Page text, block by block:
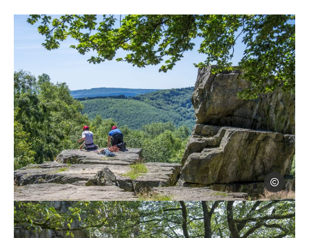
Escalade au Roc la Tour dans les Ardennes, © Laetis
Laetis